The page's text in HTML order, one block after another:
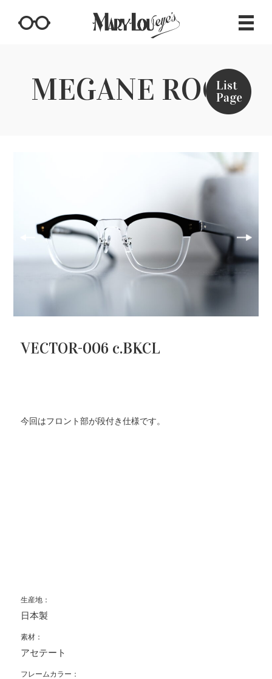
MEGANE ROCK
VECTOR-006 c.BKCL
今回はフロント部が段付き仕様です。
生産地：
日本製
素材：
アセテート
フレームカラー：